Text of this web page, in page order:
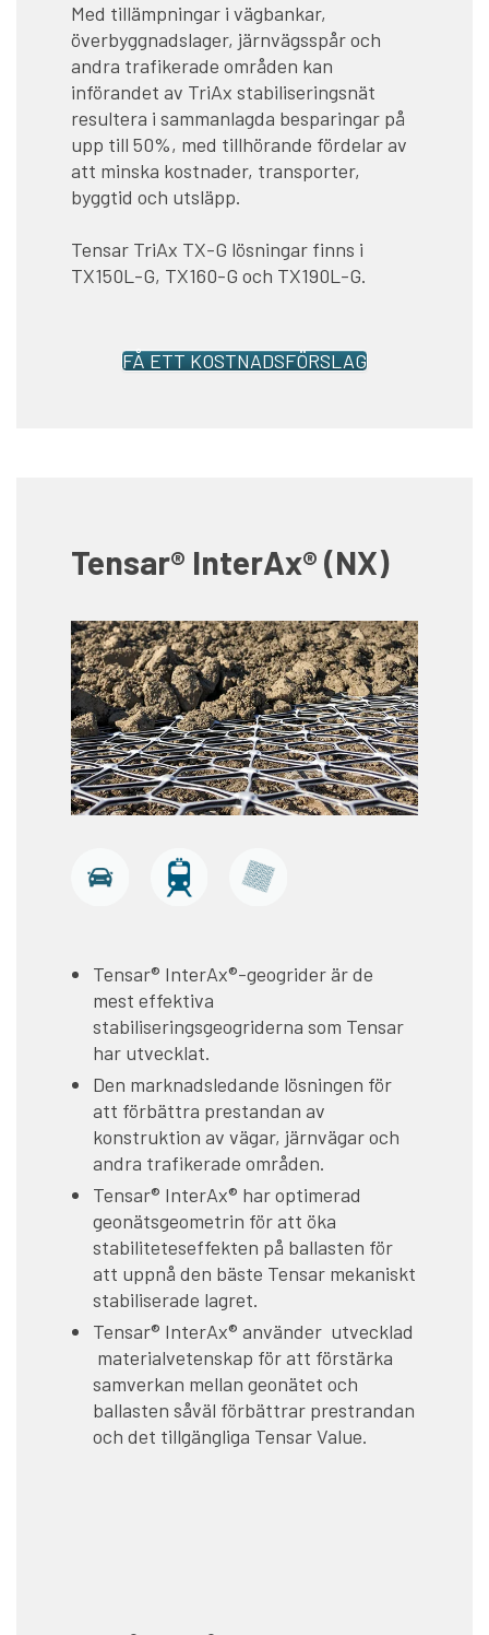
Med tillämpningar i vägbankar,
överbyggnadslager, järnvägsspår och
andra trafikerade områden kan
införandet av TriAx stabiliseringsnät
resultera i sammanlagda besparingar på
upp till 50%, med tillhörande fördelar av
att minska kostnader, transporter,
byggtid och utsläpp.
Tensar TriAx TX-G lösningar finns i
TX150L-G, TX160-G och TX190L-G.
FÅ ETT KOSTNADSFÖRSLAG
Tensar® InterAx® (NX)
Tensar® InterAx®-geogrider är de
mest effektiva
stabiliseringsgeogriderna som Tensar
har utvecklat.
Den marknadsledande lösningen för
att förbättra prestandan av
konstruktion av vägar, järnvägar och
andra trafikerade områden.
Tensar® InterAx® har optimerad
geonätsgeometrin för att öka
stabiliteteseffekten på ballasten för
att uppnå den bäste Tensar mekaniskt
stabiliserade lagret.
Tensar® InterAx® använder utvecklad
materialvetenskap för att förstärka
samverkan mellan geonätet och
ballasten såväl förbättrar prestrandan
och det tillgängliga Tensar Value.